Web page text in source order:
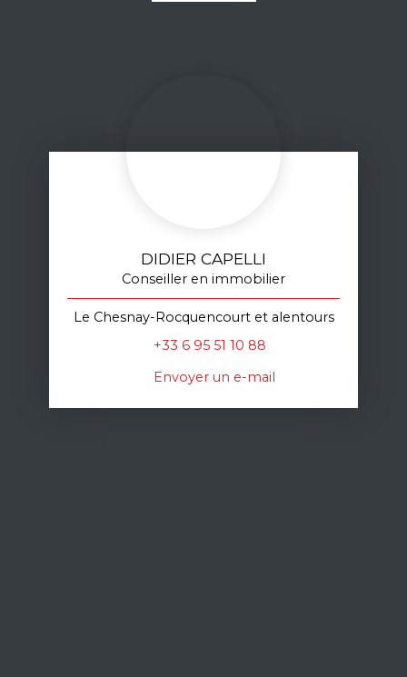
DIDIER CAPELLI
Conseiller en immobilier
Le Chesnay-Rocquencourt et alentours
+33 6 95 51 10 88
Envoyer un e-mail